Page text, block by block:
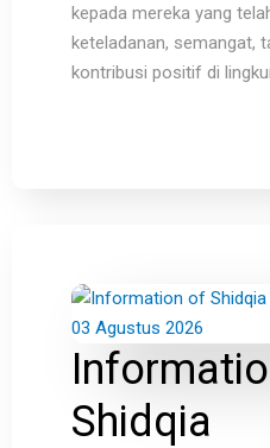
kepada mereka yang
keteladanan, semangat,
kontribusi positif di
Shidqia